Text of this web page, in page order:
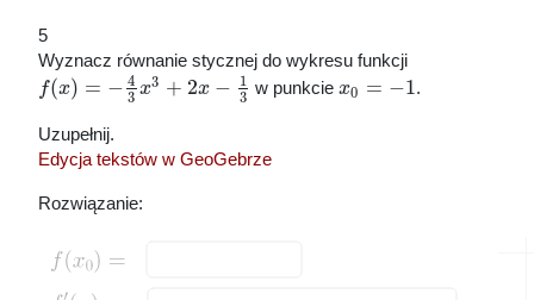
5
Wyznacz równanie stycznej do wykresu funkcji
f(x) = − 4
3 x3 + 2x −
1
3 w punkcie x0 = −1.
Uzupełnij.
Edycja tekstów w GeoGebrze
Rozwiązanie: